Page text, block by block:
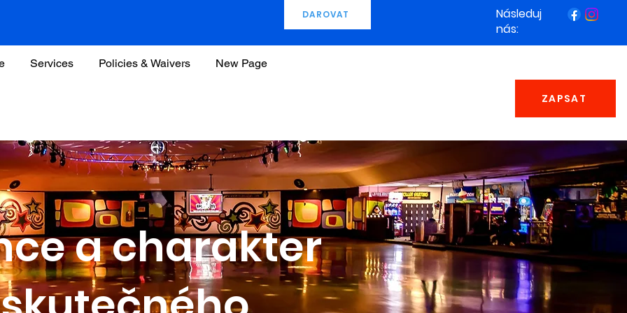
Services Policies & Waivers New Page
ZAPSAT
DAROVAT
Následuj
nás:
a charakter